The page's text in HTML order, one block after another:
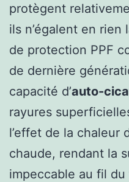
protègent
ils n’égalent en rien
de protection PPF
de dernière
capacité d’auto-
rayures
l’effet de la chaleur
chaude, rendant la
impeccable au fil